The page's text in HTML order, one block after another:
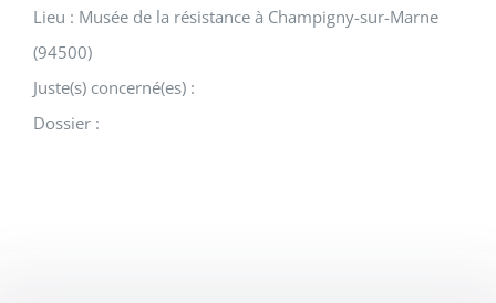
Lieu : Musée de la résistance à Champigny-sur-Marne
(94500)
Juste(s) concerné(es) :
Dossier :